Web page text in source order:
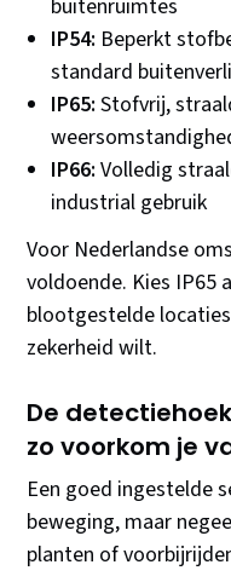
buitenruimtes
IP54: Beperkt
standard
IP65: Stofvrij,
IP66: Volledig
industrial gebruik
Voor Nederlandse
voldoende. Kies IP65
blootgestelde
zekerheid wilt.
De
zo voorkom je
Een goed ingestelde
beweging, maar
planten of